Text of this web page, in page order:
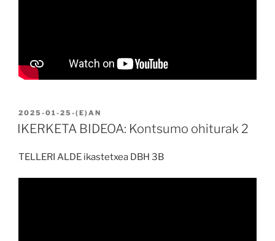
2025-01-25 -(E)AN
IKERKETA BIDEOA: Kontsumo ohiturak 2
TELLERI ALDE ikastetxea DBH 3B